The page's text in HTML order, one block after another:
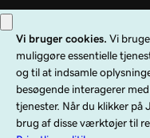
Copyright © 1999 - 2026
forbeholdes. GoDaddy-
GoDaddy Operating
registreret varemærke
Brug af denne hjemmeside er